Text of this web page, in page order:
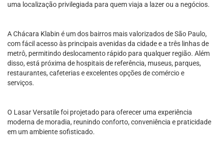
uma localização privilegiada para quem viaja a lazer ou a negócios.
A Chácara Klabin é um dos bairros mais valorizados de São Paulo,
com fácil acesso às principais avenidas da cidade e a três linhas de
metrô, permitindo deslocamento rápido para qualquer região. Além
disso, está próxima de hospitais de referência, museus, parques,
restaurantes, cafeterias e excelentes opções de comércio e
serviços.
O Lasar Versatile foi projetado para oferecer uma experiência
moderna de moradia, reunindo conforto, conveniência e praticidade
em um ambiente sofisticado.